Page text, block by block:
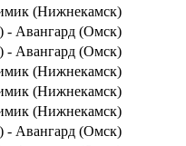
(Нижнекамск)
- Авангард (Омск)
- Авангард (Омск)
(Нижнекамск)
(Нижнекамск)
(Нижнекамск)
- Авангард (Омск)